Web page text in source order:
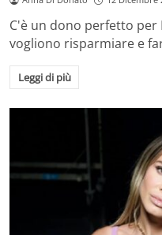
C'è un dono perfetto
vogliono risparmiare e
Leggi di più